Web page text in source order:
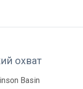
охват
Basin